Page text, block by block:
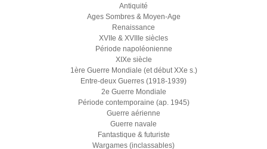
Antiquité
Ages Sombres & Moyen-Age
Renaissance
XVIIe & XVIIIe siècles
Période napoléonienne
XIXe siècle
1ère Guerre Mondiale (et début XXe s.)
Entre-deux Guerres (1918-1939)
2e Guerre Mondiale
Période contemporaine (ap. 1945)
Guerre aérienne
Guerre navale
Fantastique & futuriste
Wargames (inclassables)